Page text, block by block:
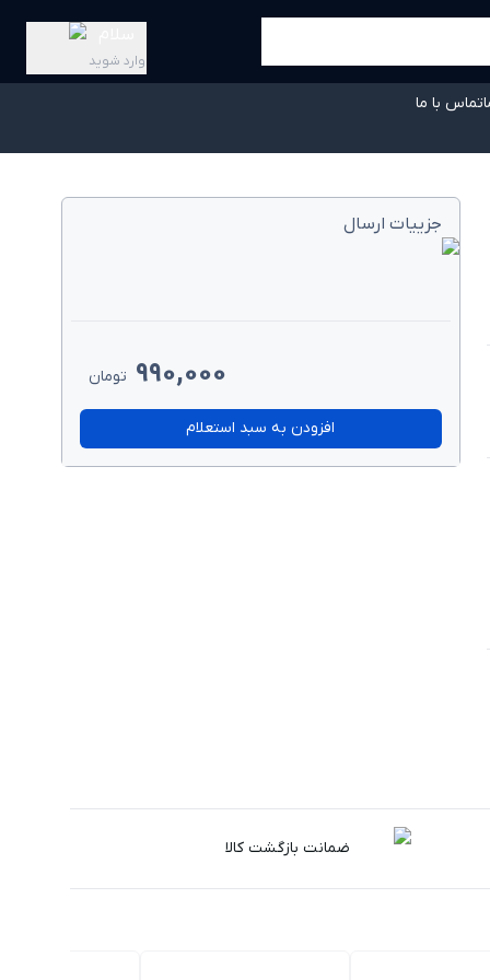
وارد شوید
تماس با ما
جزییات ارسال
990,000 تومان
افزودن به سبد استعلام
ضمانت بازگشت کالا